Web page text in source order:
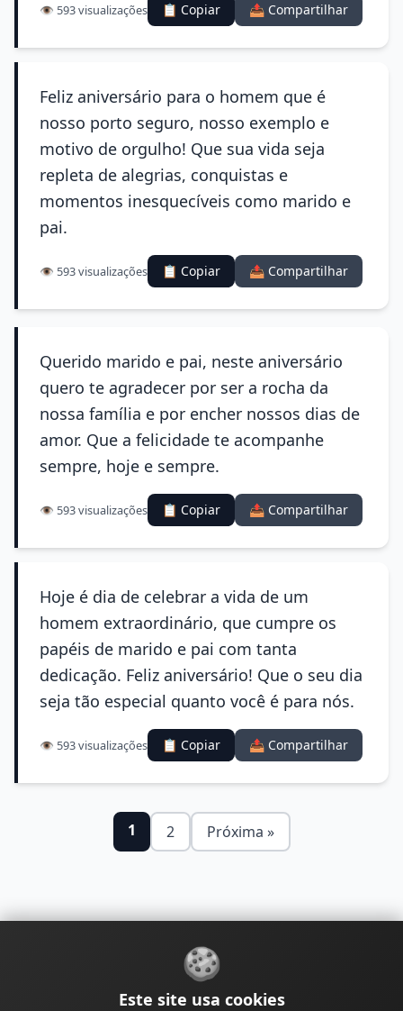
👁️ 593 visualizações 📋 Copiar 📤 Compartilhar
Feliz aniversário para o homem que é
nosso porto seguro, nosso exemplo e
motivo de orgulho! Que sua vida seja
repleta de alegrias, conquistas e
momentos inesquecíveis como marido e
pai.
👁️ 593 visualizações 📋 Copiar 📤 Compartilhar
Querido marido e pai, neste aniversário
quero te agradecer por ser a rocha da
nossa família e por encher nossos dias de
amor. Que a felicidade te acompanhe
sempre, hoje e sempre.
👁️ 593 visualizações 📋 Copiar 📤 Compartilhar
Hoje é dia de celebrar a vida de um
homem extraordinário, que cumpre os
papéis de marido e pai com tanta
dedicação. Feliz aniversário! Que o seu dia
seja tão especial quanto você é para nós.
👁️ 593 visualizações 📋 Copiar 📤 Compartilhar
1 2 Próxima »
ContatoPolítica de Privacidade
🍪
Este site usa cookies